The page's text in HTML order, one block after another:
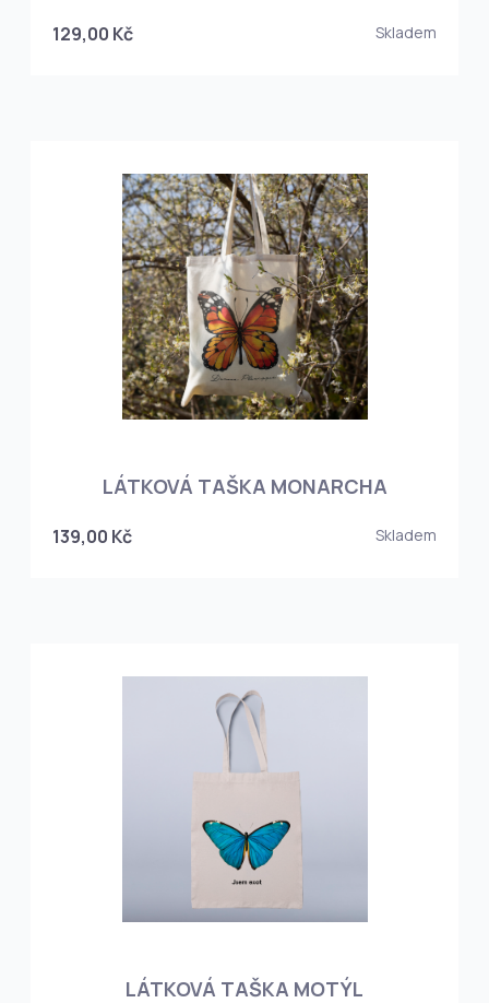
129,00 Kč Skladem
LÁTKOVÁ TAŠKA MONARCHA
139,00 Kč Skladem
LÁTKOVÁ TAŠKA MOTÝL